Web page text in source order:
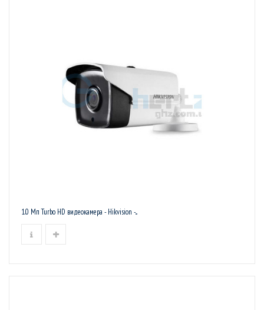
1.0 Мп Turbo HD видеокамера - Hikvision -...